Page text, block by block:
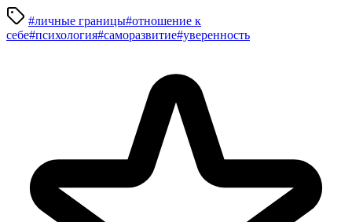
#личные границы#отношение к
себе#психология#саморазвитие#уверенность